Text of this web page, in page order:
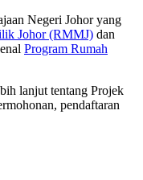
Negeri Johor yang
Johor (RMMJ) dan
Program Rumah
lanjut tentang Projek
pendaftaran